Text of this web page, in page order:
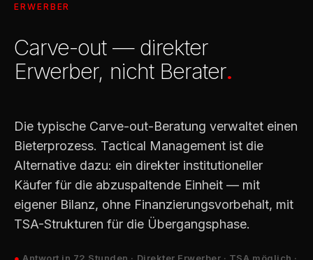
ERWERBER
Carve-out — direkter
Erwerber, nicht Berater.
Die typische Carve-out-Beratung verwaltet einen
Bieterprozess. Tactical Management ist die
Alternative dazu: ein direkter institutioneller
Käufer für die abzuspaltende Einheit — mit
eigener Bilanz, ohne Finanzierungsvorbehalt, mit
TSA-Strukturen für die Übergangsphase.